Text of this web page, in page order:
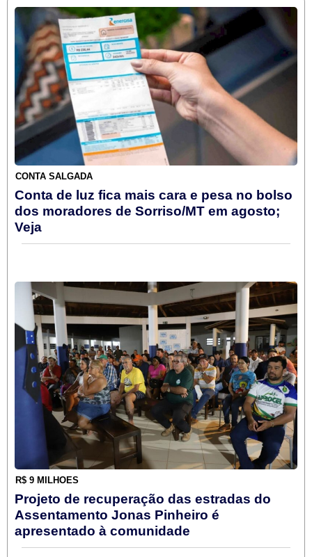
CONTA SALGADA
Conta de luz fica mais cara e pesa no bolso
dos moradores de Sorriso/MT em agosto;
Veja
R$ 9 MILHÕES
Projeto de recuperação das estradas do
Assentamento Jonas Pinheiro é
apresentado à comunidade